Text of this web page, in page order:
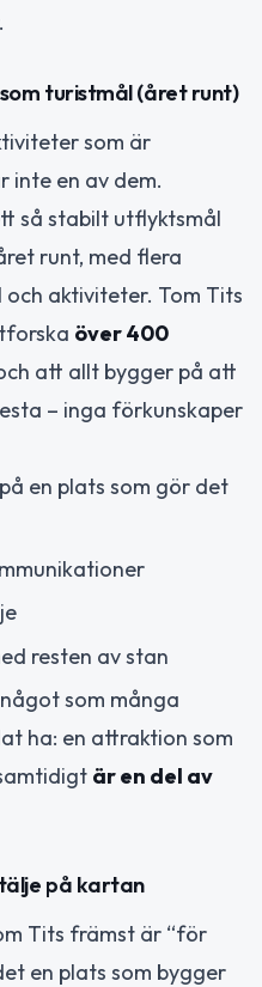
turistmål (året runt)
som är
inte en av dem.
så stabilt utflyktsmål
runt, med flera
aktiviteter. Tom Tits
över 400
att allt bygger på att
– inga förkunskaper
en plats som gör det
resten av stan
som många
ha: en attraktion som
är en del av
på kartan
Tits främst är “för
en plats som bygger